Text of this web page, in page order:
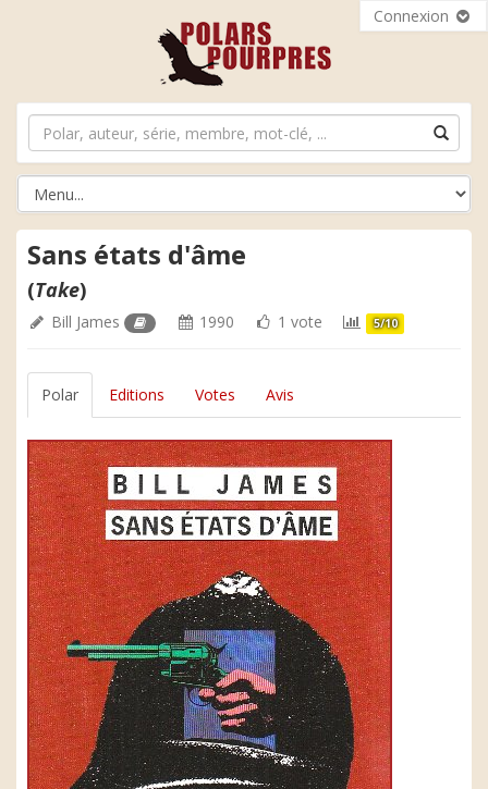
Connexion
Sans états d'âme
(Take)
Bill James 1990 1 vote 5/10
Polar Editions Votes Avis